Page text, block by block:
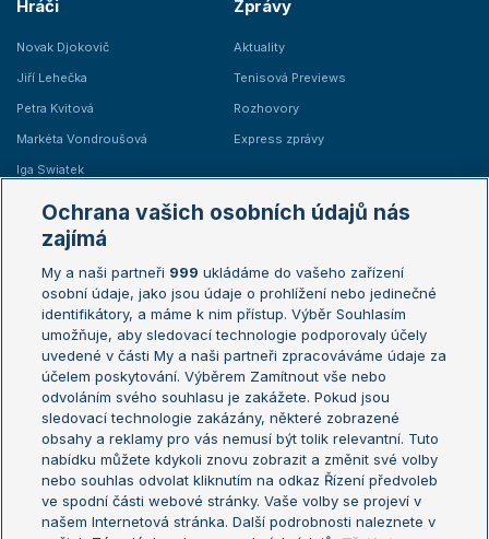
Hráči
Novak Djokovič
Jiří Lehečka
Petra Kvitová
Markéta Vondroušová
Iga Swiatek
Zprávy
Aktuality
Tenisová Previews
Rozhovory
Express zprávy
Žebříčky
Žebříček ATP (muži)
Žebříček WTA (ženy)
Sázkařský žebříček
Australian Open
French Open
Wimbledon
US Open
Turnaj mistrů
Turnaj mistryň
Aktualní trendy
Fotbalové přestupy
Livesport Daily
Ochrana vašich osobních údajů nás
zajímá
My a naši partneři 999 ukládáme do vašeho zařízení
osobní údaje, jako jsou údaje o prohlížení nebo jedinečné
identifikátory, a máme k nim přístup. Výběr Souhlasím
umožňuje, aby sledovací technologie podporovaly účely
uvedené v části My a naši partneři zpracováváme údaje za
účelem poskytování. Výběrem Zamítnout vše nebo
odvoláním svého souhlasu je zakážete. Pokud jsou
sledovací technologie zakázány, některé zobrazené
obsahy a reklamy pro vás nemusí být tolik relevantní. Tuto
nabídku můžete kdykoli znovu zobrazit a změnit své volby
nebo souhlas odvolat kliknutím na odkaz Řízení předvoleb
ve spodní části webové stránky. Vaše volby se projeví v
našem Internetová stránka. Další podrobnosti naleznete v